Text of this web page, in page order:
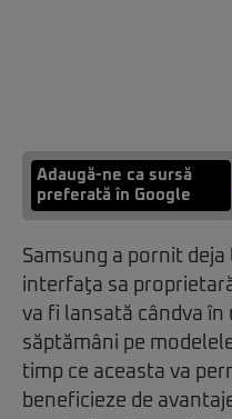
Adaugă-ne ca sursă
preferată în Google
Samsung a pornit deja
interfaţa sa
va fi lansată cândva
săptămâni pe
timp ce aceasta va
beneficieze de